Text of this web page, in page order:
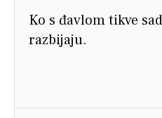
Ko s đavlom tikve
razbijaju.